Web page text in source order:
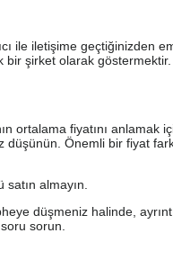
ile iletişime geçtiğinizden
bir şirket olarak
ortalama fiyatını anlamak
Önemli bir fiyat
almayın.
düşmeniz halinde,
sorun.